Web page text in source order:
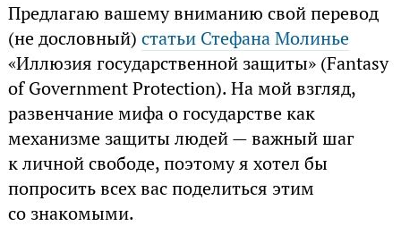
Предлагаю вашему вниманию свой перевод
(не дословный) статьи Стефана Молинье
«Иллюзия государственной защиты» (Fantasy
of Government Protection). На мой взгляд,
развенчание мифа о государстве как
механизме защиты людей — важный шаг
к личной свободе, поэтому я хотел бы
попросить всех вас поделиться этим
со знакомыми.